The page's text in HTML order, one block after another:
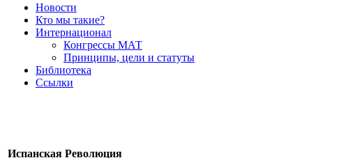
Новости
Кто мы такие?
Интернационал
Конгрессы МАТ
Принципы, цели и статуты
Библиотека
Ссылки
Испанская Революция